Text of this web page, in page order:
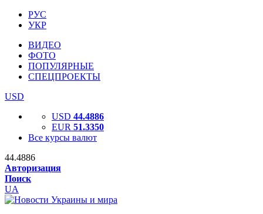
РУС
УКР
ВИДЕО
ФОТО
ПОПУЛЯРНЫЕ
СПЕЦПРОЕКТЫ
USD
USD 44.4886
EUR 51.3350
Все курсы валют
44.4886
Авторизация
Поиск
UA